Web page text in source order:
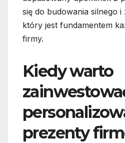
się do budowania silnego i
który jest fundamentem
firmy.
Kiedy warto
prezenty